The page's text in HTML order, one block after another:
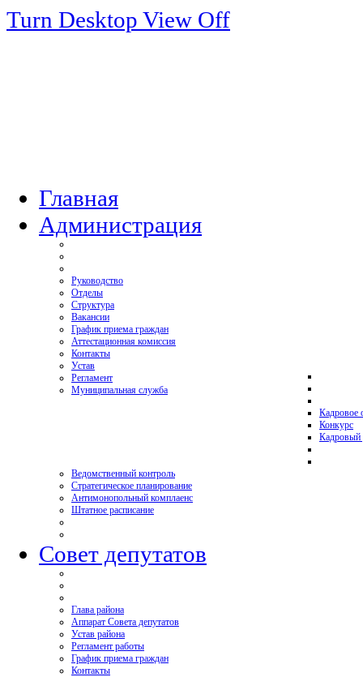
Turn Desktop View Off
Главная
Администрация
Руководство
Отделы
Структура
Вакансии
График приема граждан
Аттестационная комиссия
Контакты
Устав
Регламент
Муниципальная служба
Кадровое
Конкурс
Кадровый
Ведомственный контроль
Стратегическое планирование
Антимонопольный комплаенс
Штатное расписание
Совет депутатов
Глава района
Аппарат Совета депутатов
Устав района
Регламент работы
График приема граждан
Контакты